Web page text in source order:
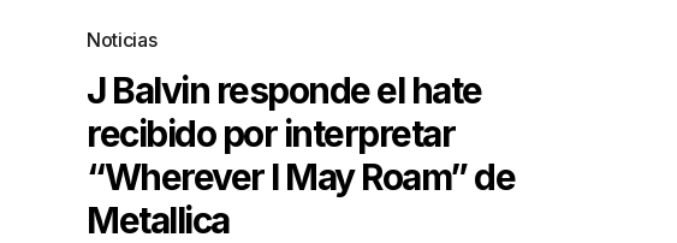
Noticias
J Balvin responde el hate
recibido por interpretar
“Wherever I May Roam” de
Metallica